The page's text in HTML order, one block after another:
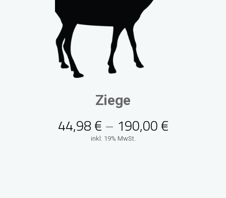
Ziege
44,98€ – 190,00€
inkl. 19% MwSt.